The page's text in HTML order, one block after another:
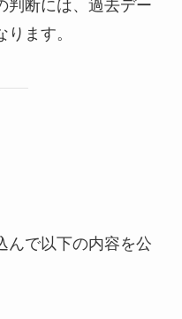
判断には、過去デー
ます。
んで以下の内容を公